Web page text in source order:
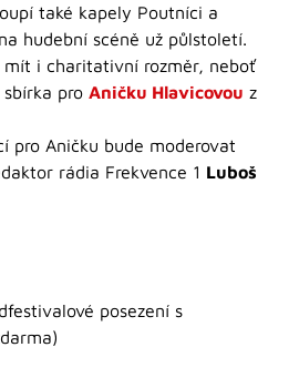
také kapely Poutníci a
hudební scéně už půlstoletí.
mít i charitativní rozměr, neboť
pro Aničku Hlavicovou z
pro Aničku bude moderovat
rádia Frekvence 1 Luboš
posezení s